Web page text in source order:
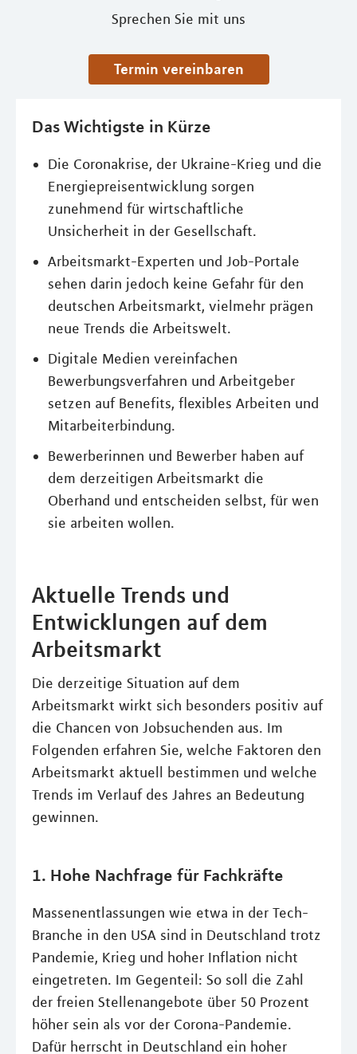
Sprechen Sie mit uns
Termin vereinbaren
Das Wichtigste in Kürze
Die Coronakrise, der Ukraine-Krieg und die
Energiepreisentwicklung sorgen
zunehmend für wirtschaftliche
Unsicherheit in der Gesellschaft.
Arbeitsmarkt-Experten und Job-Portale
sehen darin jedoch keine Gefahr für den
deutschen Arbeitsmarkt, vielmehr prägen
neue Trends die Arbeitswelt.
Digitale Medien vereinfachen
Bewerbungsverfahren und Arbeitgeber
setzen auf Benefits, flexibles Arbeiten und
Mitarbeiterbindung.
Bewerberinnen und Bewerber haben auf
dem derzeitigen Arbeitsmarkt die
Oberhand und entscheiden selbst, für wen
sie arbeiten wollen.
Aktuelle Trends und
Entwicklungen auf dem
Arbeitsmarkt
Die derzeitige Situation auf dem
Arbeitsmarkt wirkt sich besonders positiv auf
die Chancen von Jobsuchenden aus. Im
Folgenden erfahren Sie, welche Faktoren den
Arbeitsmarkt aktuell bestimmen und welche
Trends im Verlauf des Jahres an Bedeutung
gewinnen.
1. Hohe Nachfrage für Fachkräfte
Massenentlassungen wie etwa in der Tech-
Branche in den USA sind in Deutschland trotz
Pandemie, Krieg und hoher Inflation nicht
eingetreten. Im Gegenteil: So soll die Zahl
der freien Stellenangebote über 50 Prozent
höher sein als vor der Corona-Pandemie.
Dafür herrscht in Deutschland ein hoher